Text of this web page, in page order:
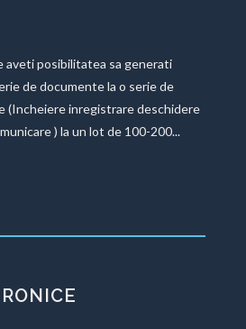
posibilitatea sa generati
de documente la o serie de
(Incheiere inregistrare deschidere
) la un lot de 100-200...